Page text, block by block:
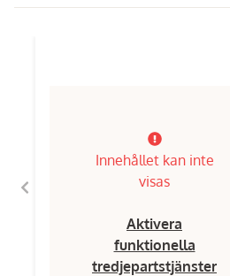
Innehållet kan inte
visas
Aktivera
funktionella
tredjepartstjänster